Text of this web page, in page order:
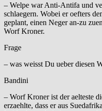
– Welpe war Anti-Antifa und
schlaegern. Wobei er oefters
geplant, einen Neger an-zu
Worf Kroner.
Frage
– was weisst Du ueber diesen
Bandini
– Worf Kroner ist der aelteste
erzaehlte, dass er aus